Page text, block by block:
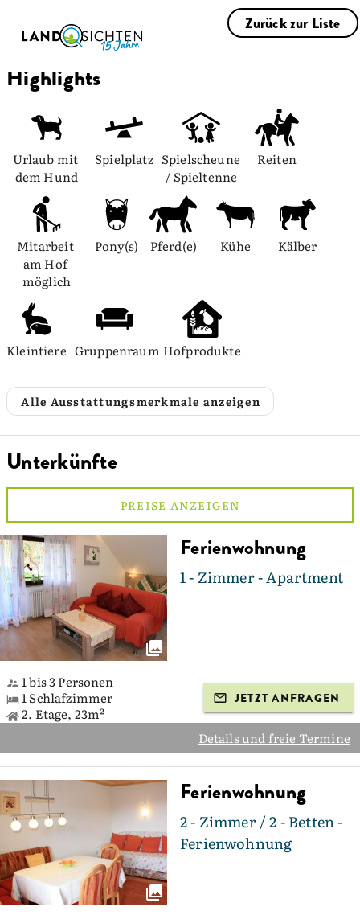
Zurück zur Liste
Highlights
Urlaub mit
dem Hund
Spielplatz Spielscheune
/ Spieltenne
Reiten
Mitarbeit
am Hof
möglich
Pony(s) Pferd(e) Kühe Kälber
Kleintiere Gruppenraum Hofprodukte
Alle Ausstattungsmerkmale anzeigen
Unterkünfte
PREISE ANZEIGEN
Ferienwohnung
1 - Zimmer - Apartment
1 bis 3 Personen
1 Schlafzimmer
2. Etage, 23m²
JETZT ANFRAGEN
Details und freie Termine
Ferienwohnung
2 - Zimmer / 2 - Betten -
Ferienwohnung